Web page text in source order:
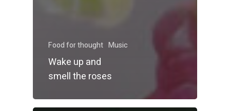
Food for thought Music
Wake up and
smell the roses